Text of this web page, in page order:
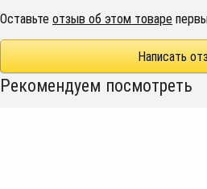
Оставьтеотзыв об этом товаре
Написать
Рекомендуем посмотреть